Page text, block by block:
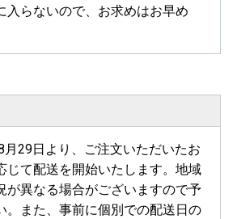
らないので、お求めはお早め
29日より、ご注文いただいたお
じて配送を開始いたします。地域
が異なる場合がございますので予
。また、事前に個別での配送日の